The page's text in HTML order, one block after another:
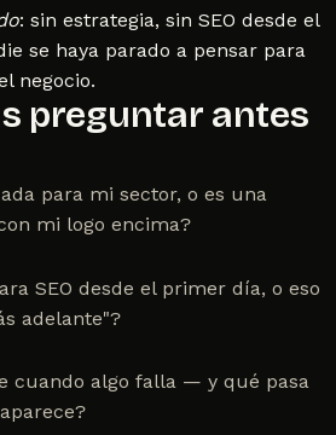
: sin estrategia, sin SEO desde el
se haya parado a pensar para
negocio.
preguntar antes
para mi sector, o es una
mi logo encima?
SEO desde el primer día, o eso
adelante"?
cuando algo falla — y qué pasa